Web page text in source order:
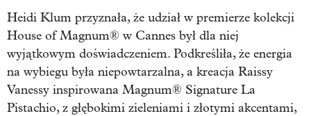
Heidi Klum przyznała, że udział w premierze kolekcji
House of Magnum® w Cannes był dla niej
wyjątkowym doświadczeniem. Podkreśliła, że energia
na wybiegu była niepowtarzalna, a kreacja Raissy
Vanessy inspirowana Magnum® Signature La
Pistachio, z głębokimi zieleniami i złotymi akcentami,